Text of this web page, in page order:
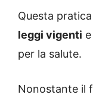
Questa
leggi vigenti
per la salute.
Nonostante il